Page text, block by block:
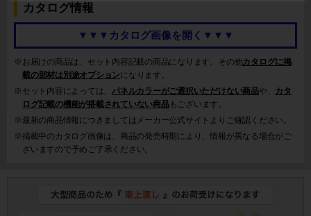
カタログ情報
▼▼▼カタログ画像を開く▼▼▼
※お届けの商品は、セット内容記載の商品になります。その他カタログに掲
載の部材は別途オプションになります。
※セット内容によっては、 パネルカラーがご選択いただけない商品や、
カタ
ログ記載の機能が搭載されていない商品もございます。
※最新の商品情報につきましてはメーカー公式サイトよりご確認ください。
※掲載中のカタログ画像は、商品の発売時期により、情報が異なる場合がご
ざいますので予めご了承ください。